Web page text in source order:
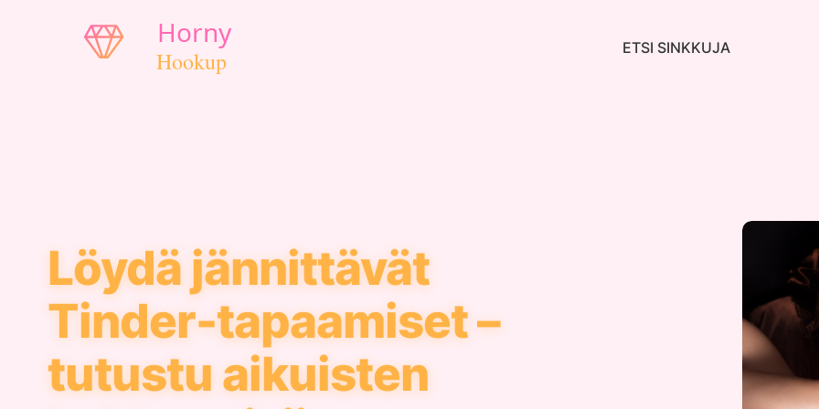
ETSI SINKKUJA
Löydä jännittävät
Tinder-tapaamiset –
tutustu aikuisten